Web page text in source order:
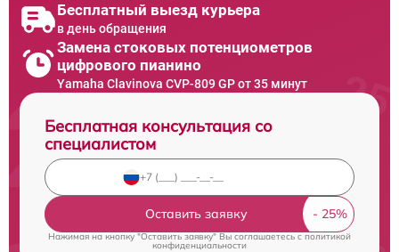
Бесплатный выезд курьера
в день обращения
Замена стоковых потенциометров
цифрового пианино
Yamaha Clavinova CVP-809 GP от 35 минут
Бесплатная консультация со
специалистом
Оставить заявку
Нажимая на кнопку "Оставить заявку" Вы соглашаетесь cполитикой
конфиденциальности